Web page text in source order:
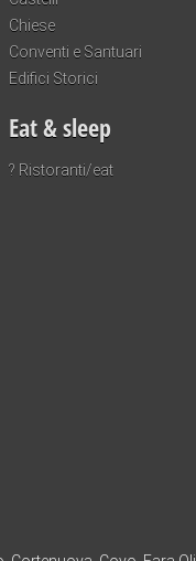
Chiese
Conventi e Santuari
Edifici Storici
Eat & sleep
? Ristoranti/eat